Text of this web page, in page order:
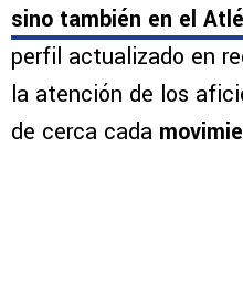
sino también en el
perfil actualizado en
la atención de los
de cerca cada